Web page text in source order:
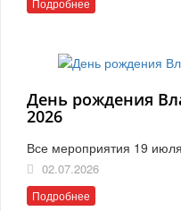
День рождения
2026
Все мероприятия 19
02.07.2026
Подробнее